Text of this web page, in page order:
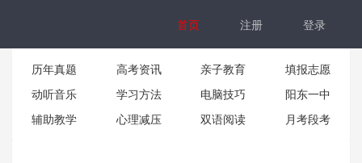
首页 注册 登录
历年真题 高考资讯 亲子教育
填报志愿
动听音乐
学习方法 电脑技巧
阳东一中
辅助教学
心理减压 双语阅读 月考段考